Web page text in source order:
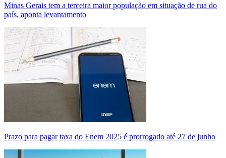
Minas Gerais tem a terceira maior população em situação de rua do
país, aponta levantamento
Prazo para pagar taxa do Enem 2025 é prorrogado até 27 de junho